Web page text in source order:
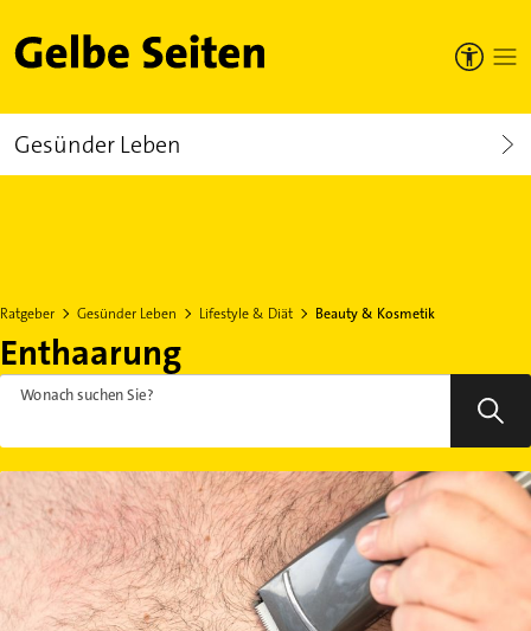
Gelbe Seiten
Gesünder Leben
Ratgeber Gesünder Leben Lifestyle & Diät Beauty & Kosmetik
Enthaarung
Wonach suchen Sie?